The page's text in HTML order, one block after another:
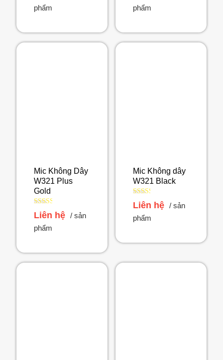
hạng
2.49
phẩm
hạng
2.52
phẩm
Mic Không Dây
W321 Plus
Gold
Được
xếp
hạng
2.45
Liên hệ / sản
phẩm
Mic Không dây
W321 Black
Được
xếp
hạng
2.36
Liên hệ
/ sản
phẩm